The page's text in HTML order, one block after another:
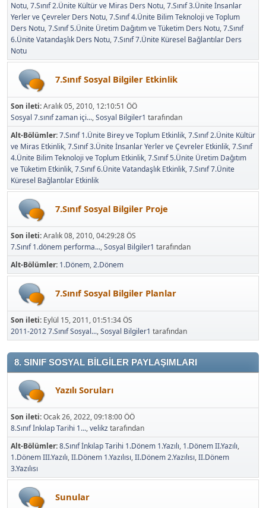
Notu 7.Sınıf 2.Ünite Kültür ve Miras Ders Notu 7.Sınıf 3.Ünite İnsanlar
Yerler ve Çevreler Ders Notu 7.Sınıf 4.Ünite Bilim Teknoloji ve Toplum
Ders Notu 7.Sınıf 5.Ünite Üretim Dağıtım ve Tüketim Ders Notu 7.Sınıf
6.Ünite Vatandaşlık Ders Notu 7.Sınıf 7.Ünite Küresel Bağlantılar Ders
Notu
7.Sınıf Sosyal Bilgiler Etkinlik
Son ileti:Aralık 05, 2010, 12:10:51 ÖÖ
Sosyal 7.sınıf zaman içi...,Sosyal Bilgiler1 tarafından
Alt-Bölümler 7.Sınıf 1.Ünite Birey ve Toplum Etkinlik 7.Sınıf 2.Ünite Kültür
ve Miras Etkinlik 7.Sınıf 3.Ünite İnsanlar Yerler ve Çevreler Etkinlik 7.Sınıf
4.Ünite Bilim Teknoloji ve Toplum Etkinlik 7.Sınıf 5.Ünite Üretim Dağıtım
ve Tüketim Etkinlik 7.Sınıf 6.Ünite Vatandaşlık Etkinlik 7.Sınıf 7.Ünite
Küresel Bağlantılar Etkinlik
7.Sınıf Sosyal Bilgiler Proje
Son ileti:Aralık 08, 2010, 04:29:28 ÖS
7.Sınıf 1.dönem performa...,Sosyal Bilgiler1 tarafından
Alt-Bölümler 1.Dönem 2.Dönem
7.Sınıf Sosyal Bilgiler Planlar
Son ileti: Eylül 15, 2011, 01:51:34 ÖS
2011-2012 7.Sınıf Sosyal...,Sosyal Bilgiler1 tarafından
8. SINIF SOSYAL BİLGİLER PAYLAŞIMLARI
Yazılı Soruları
Son ileti:Ocak 26, 2022, 09:18:00 ÖÖ
8.Sınıf İnkılap Tarihi 1...,velikztarafından
Alt-Bölümler 8.Sınıf İnkılap Tarihi 1.Dönem 1.Yazılı 1.Dönem II.Yazılı
1.Dönem III.Yazılı II.Dönem 1.Yazılısı II.Dönem 2.Yazılısı II.Dönem
3.Yazılısı
Sunular